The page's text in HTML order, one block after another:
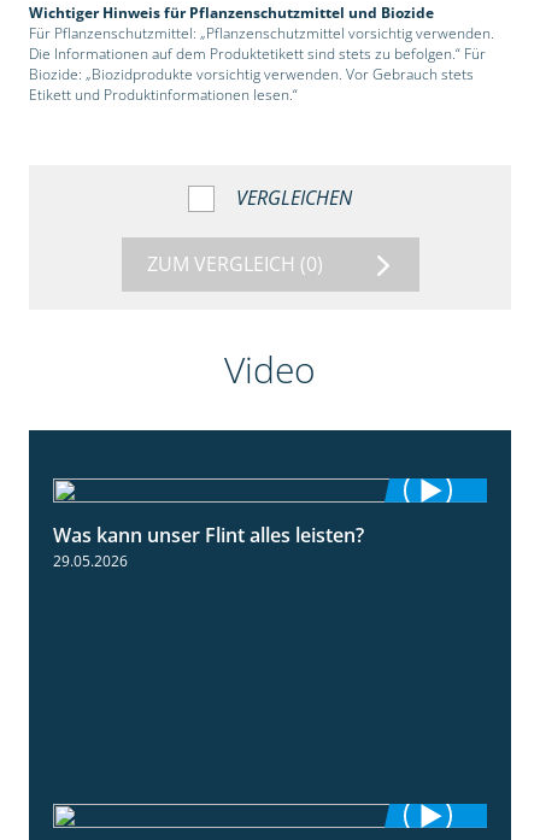
Wichtiger Hinweis für Pflanzenschutzmittel und Biozide
Für Pflanzenschutzmittel: „Pflanzenschutzmittel vorsichtig verwenden.
Die Informationen auf dem Produktetikett sind stets zu befolgen.“ Für
Biozide: „Biozidprodukte vorsichtig verwenden. Vor Gebrauch stets
Etikett und Produktinformationen lesen.“
VERGLEICHEN
ZUM VERGLEICH (0)
Video
Was kann unser Flint alles leisten?
29.05.2026